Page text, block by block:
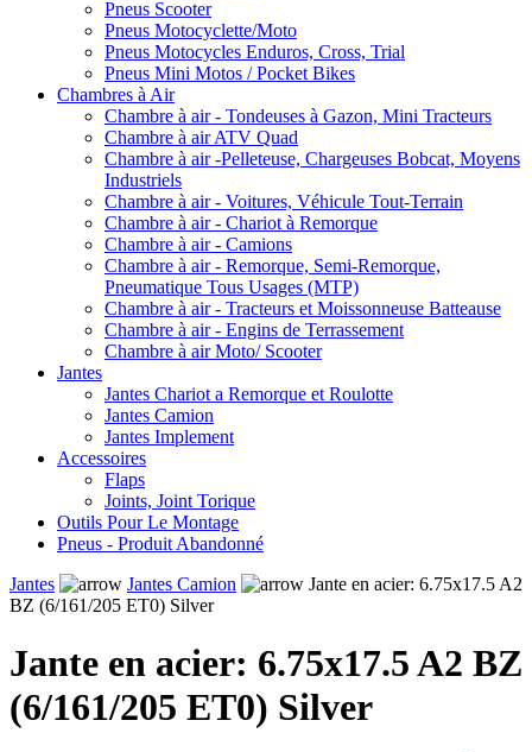
Pneus Scooter
Pneus Motocyclette/Moto
Pneus Motocycles Enduros, Cross, Trial
Pneus Mini Motos / Pocket Bikes
Chambres à Air
Chambre à air - Tondeuses à Gazon, Mini Tracteurs
Chambre à air ATV Quad
Chambre à air -Pelleteuse, Chargeuses Bobcat, Moyens
Industriels
Chambre à air - Voitures, Véhicule Tout-Terrain
Chambre à air - Chariot à Remorque
Chambre à air - Camions
Chambre à air - Remorque, Semi-Remorque,
Pneumatique Tous Usages (MTP)
Chambre à air - Tracteurs et Moissonneuse Batteause
Chambre à air - Engins de Terrassement
Chambre à air Moto/ Scooter
Jantes
Jantes Chariot a Remorque et Roulotte
Jantes Camion
Jantes Implement
Accessoires
Flaps
Joints, Joint Torique
Outils Pour Le Montage
Pneus - Produit Abandonné
Jantes
Jantes Camion
Jante en acier: 6.75x17.5 A2
BZ (6/161/205 ET0) Silver
Jante en acier: 6.75x17.5 A2 BZ
(6/161/205 ET0) Silver